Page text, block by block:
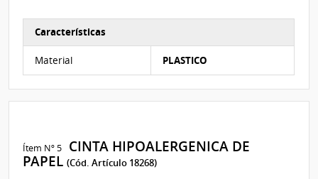
Características
Material PLASTICO
Ítem Nº 5
CINTA HIPOALERGENICA DE
PAPEL(Cód. Artículo 18268)